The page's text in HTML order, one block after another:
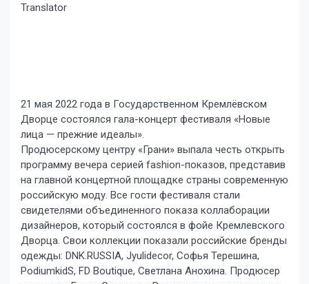
Translator
21 мая 2022 года в Государственном Кремлёвском
Дворце состоялся гала-концерт фестиваля «Новые
лица — прежние идеалы».
Продюсерскому центру «Грани» выпала честь открыть
программу вечера серией fashion-показов, представив
на главной концертной площадке страны современную
российскую моду. Все гости фестиваля стали
свидетелями объединенного показа коллаборации
дизайнеров, который состоялся в фойе Кремлевского
Дворца. Свои коллекции показали российские бренды
одежды: DNK.RUSSIA, Jyulidecor, Софья Терешина,
PodiumkidS, FD Boutique, Светлана Анохина. Продюсер